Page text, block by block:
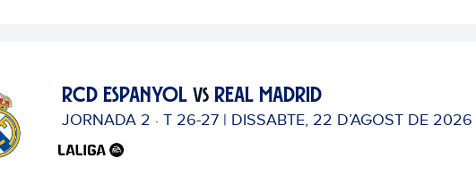
RCD ESPANYOLVS REAL MADRID
JORNADA 2 · T 26-27 | DISSABTE, 22 D’AGOST DE 2026